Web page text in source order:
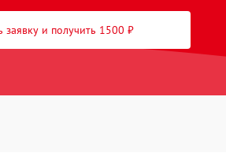
заявку и получить 1500 ₽